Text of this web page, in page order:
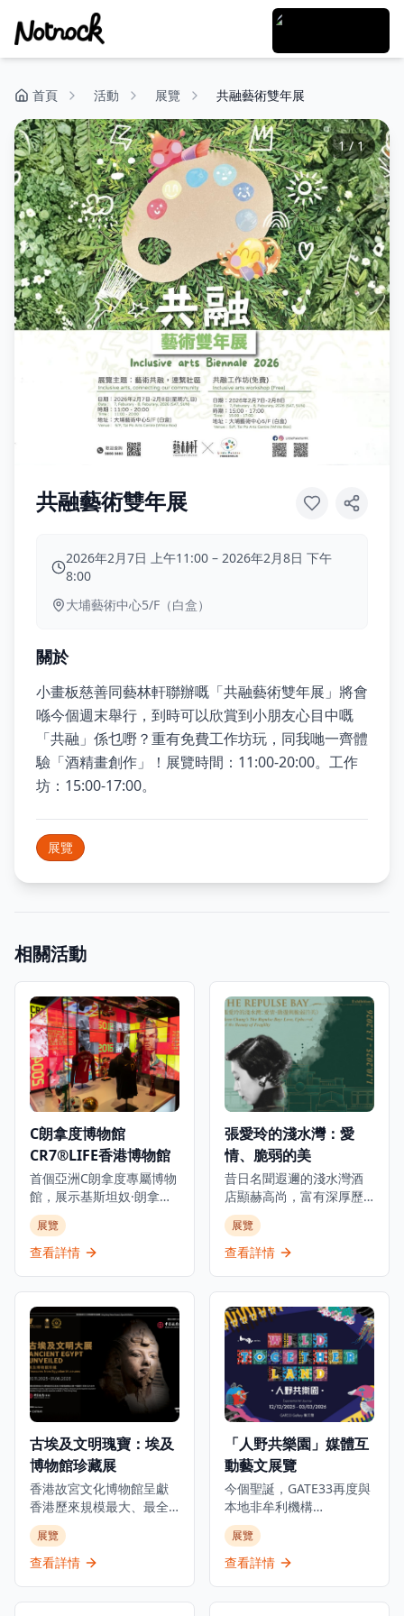
首頁 活動 展覽 共融藝術雙年展
1/1
共融藝術雙年展
2026年2月7日 上午11:00 – 2026年2月8日 下午
8:00
大埔藝術中心5/F（白盒）
關於
小畫板慈善同藝林軒聯辦嘅「共融藝術雙年展」將會
喺今個週末舉行，到時可以欣賞到小朋友心目中嘅
「共融」係乜嘢？重有免費工作坊玩，同我哋一齊體
驗「酒精畫創作」！展覽時間：11:00-20:00。工作
坊：15:00-17:00。
展覽
相關活動
C朗拿度博物館
CR7®LIFE香港博物館
首個亞洲C朗拿度專屬博物
館，展示基斯坦奴·朗拿度
的人生旅程、職業生涯和
生活，透過獨家視角呈現
從未公開的故事，是足球
者深入了解這位足球傳奇
巨星的世界，展出個人珍
藏品、互動展示和沉浸式
展覽，包括他的獎盃、球
衣、簽名物品等珍貴收
藏。博物館位於K11
MUSEA，不僅展示C朗拿
索他的個人生活和成長歷
程，讓參觀者全面了解這
位足球巨星的傳奇故事。
無論是足球迷、體育愛好
者還是想要了解足球文化
的遊客，都能在這個博物
館中找到屬於自己的樂
趣，感受足球運動的魅力
展覽
查看詳情
張愛玲的淺水灣：愛
情、脆弱的美
昔日名聞遐邇的淺水灣酒
店顯赫高尚，富有深厚歷
史底蘊，是世界各地名人
雅士匯聚之地。今年正值
張愛玲逝世三十週年之
情、脆弱的美」展覽，探
索這位文學巨匠與淺水灣
酒店這座地標的深厚聯
繫。展覽將於2025年10月
1日至2026年3月1日舉
行，邀請觀眾穿梭淺水灣
酒店的歷史與張愛玲的文
為這位中國文壇傳奇的靈
感來源，在時代流轉中如
何啟發她的創作。是次展
覽將展出多件珍貴藏品，
包括1941年的酒店菜單、
歷史照片及從未曝光的資
料，見證淺水灣酒店的輝
煌歷史。除此之外，展覽
展覽
查看詳情
古埃及文明瑰寶：埃及
博物館珍藏展
香港故宮文化博物館呈獻
香港歷來規模最大、最全
面及展期最長的古埃及珍
寶展覽。這個里程碑式的
展覽與埃及最高文物委員
展覽
查看詳情
「人野共樂園」媒體互
動藝文展覽
今個聖誕，GATE33再度與
本地非牟利機構
ALAN（ARTISTS who
LOVE ANIMALS &
NATURE）攜手呈獻極具意
展覽
查看詳情